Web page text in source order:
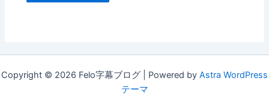
Copyright © 2026 Felo字幕ブログ | Powered by Astra WordPress
テーマ